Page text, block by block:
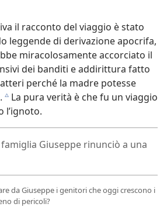
il racconto del viaggio è stato
leggende di derivazione apocrifa,
miracolosamente accorciato il
dei banditi e addirittura fatto
perché la madre potesse
c La pura verità è che fu un viaggio
l’ignoto.
Giuseppe rinunciò a una
da Giuseppe i genitori che oggi crescono i
di pericoli?